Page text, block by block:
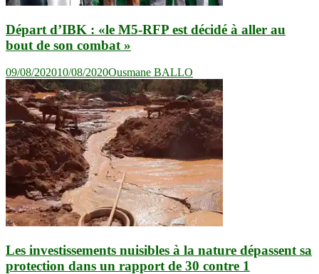
Départ d’IBK : «le M5-RFP est décidé à aller au
bout de son combat »
09/08/202010/08/2020Ousmane BALLO
Les investissements nuisibles à la nature dépassent sa
protection dans un rapport de 30 contre 1